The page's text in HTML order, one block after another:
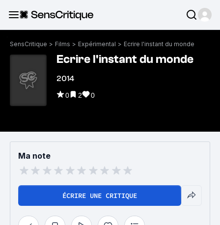
SensCritique > Films > Expérimental > Ecrire l'instant du monde
Ecrire l'instant du monde
2014
0 2 0
Ma note
ÉCRIRE UNE CRITIQUE